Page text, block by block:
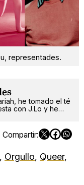
representades.
he tomado el té
con J.Lo y he
, Orgullo, Queer,